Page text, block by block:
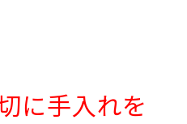
に手入れを